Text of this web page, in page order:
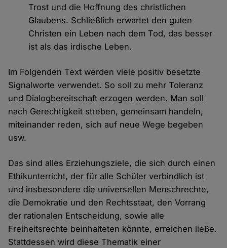
Trost und die Hoffnung des christlichen
Glaubens. Schließlich erwartet den guten
Christen ein Leben nach dem Tod, das besser
ist als das irdische Leben.
Im Folgenden Text werden viele positiv besetzte
Signalworte verwendet. So soll zu mehr Toleranz
und Dialogbereitschaft erzogen werden. Man soll
nach Gerechtigkeit streben, gemeinsam handeln,
miteinander reden, sich auf neue Wege begeben
usw.
Das sind alles Erziehungsziele, die sich durch einen
Ethikunterricht, der für alle Schüler verbindlich ist
und insbesondere die universellen Menschrechte,
die Demokratie und den Rechtsstaat, den Vorrang
der rationalen Entscheidung, sowie alle
Freiheitsrechte beinhalteten könnte, erreichen ließe.
Stattdessen wird diese Thematik einer